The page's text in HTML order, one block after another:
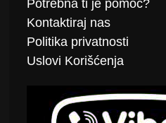
Potrebna ti je pomoć?
Kontaktiraj nas
Politika privatnosti
Uslovi Korišćenja